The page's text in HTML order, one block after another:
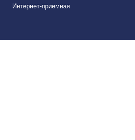
Интернет-приемная